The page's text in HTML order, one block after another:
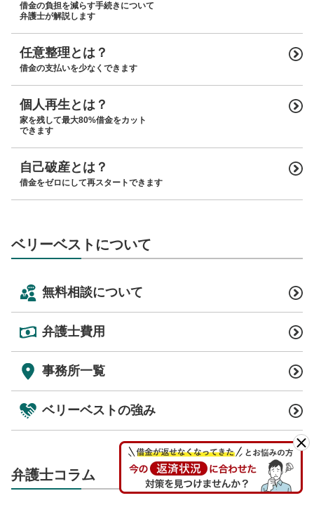
借金の負担を減らす手続きについて
弁護士が解説します
任意整理とは？
借金の支払いを少なくできます
個人再生とは？
家を残して最大80%借金をカット
できます
自己破産とは？
借金をゼロにして再スタートできます
ベリーベストについて
無料相談について
弁護士費用
事務所一覧
ベリーベストの強み
弁護士コラム